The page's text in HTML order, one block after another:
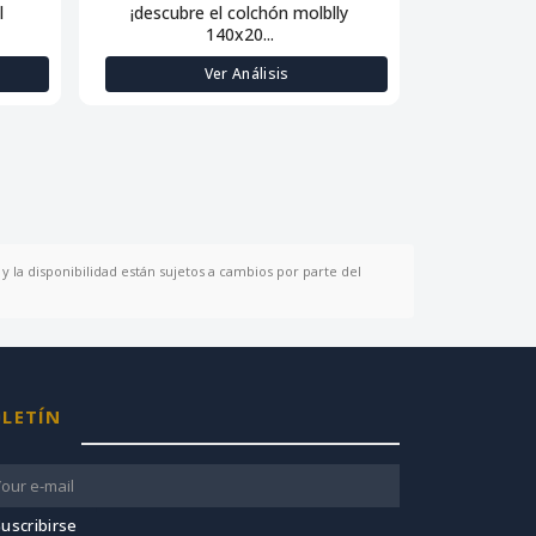
¡descubre el colchón molblly
140x20...
Ver Análisis
la disponibilidad están sujetos a cambios por parte del